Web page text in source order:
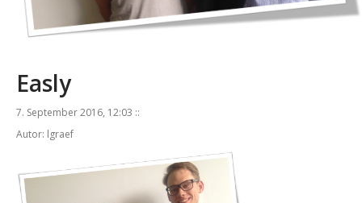
Easly
7. September 2016, 12:03 ::
Autor: lgraef